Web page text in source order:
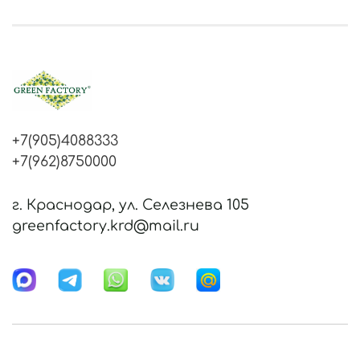
+7(905)4088333
+7(962)8750000
г. Краснодар, ул. Селезнева 105
greenfactory.krd@mail.ru